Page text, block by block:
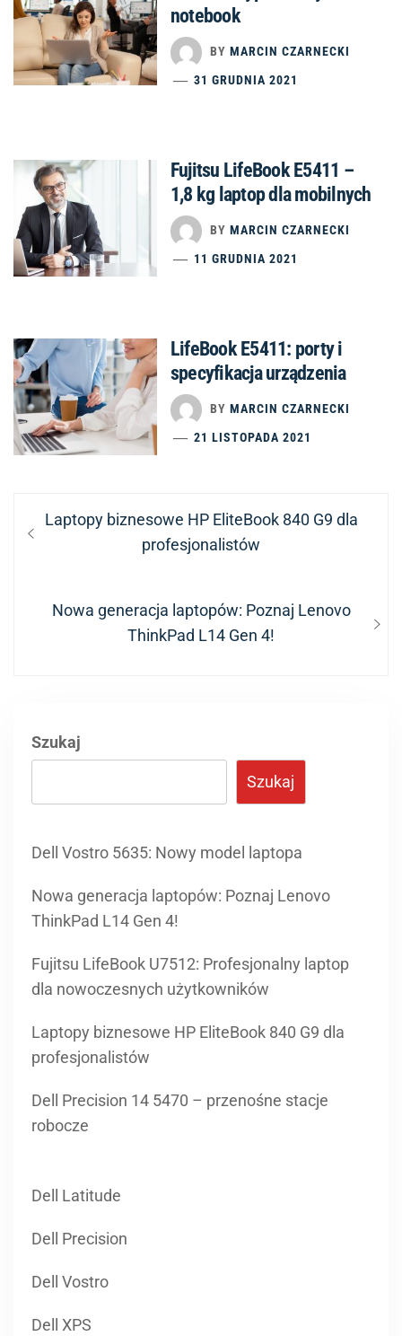
notebook
BY MARCIN CZARNECKI
31 GRUDNIA 2021
Fujitsu LifeBook E5411 –
1,8 kg laptop dla mobilnych
BY MARCIN CZARNECKI
11 GRUDNIA 2021
LifeBook E5411: porty i
specyfikacja urządzenia
BY MARCIN CZARNECKI
21 LISTOPADA 2021
Nawigacja
wpisu
Previous
Laptopy biznesowe HP EliteBook 840 G9 dla
profesjonalistów
Next
Nowa generacja laptopów: Poznaj Lenovo
ThinkPad L14 Gen 4!
Szukaj
Szukaj
Dell Vostro 5635: Nowy model laptopa
Nowa generacja laptopów: Poznaj Lenovo
ThinkPad L14 Gen 4!
Fujitsu LifeBook U7512: Profesjonalny laptop
dla nowoczesnych użytkowników
Laptopy biznesowe HP EliteBook 840 G9 dla
profesjonalistów
Dell Precision 14 5470 – przenośne stacje
robocze
Dell Latitude
Dell Precision
Dell Vostro
Dell XPS